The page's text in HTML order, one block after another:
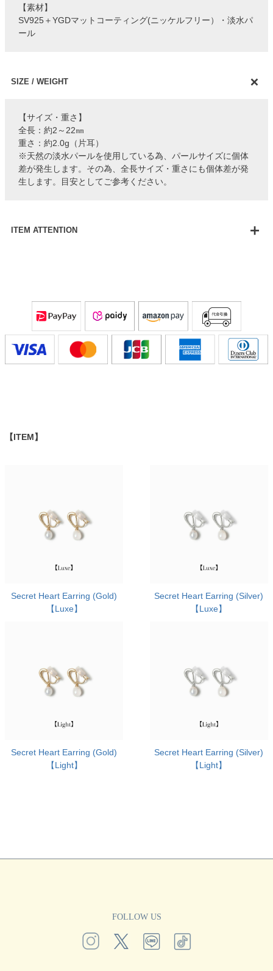
【素材】
SV925＋YGDマットコーティング(ニッケルフリー）・淡水パ
ール
SIZE / WEIGHT
【サイズ・重さ】
全長：約2～22㎜
重さ：約2.0g（片耳）
※天然の淡水パールを使用している為、パールサイズに個体
差が発生します。その為、全長サイズ・重さにも個体差が発
生します。目安としてご参考ください。
ITEM ATTENTION
【ITEM】
Secret Heart Earring (Gold)
【Luxe】
Secret Heart Earring (Silver)
【Luxe】
Secret Heart Earring (Gold)
【Light】
Secret Heart Earring (Silver)
【Light】
FOLLOW US